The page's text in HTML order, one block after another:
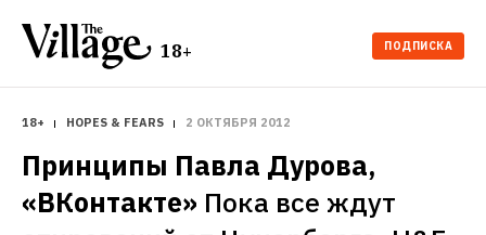
18+ ПОДПИСКА
18+ HOPES & FEARS 2 ОКТЯБРЯ 2012
Принципы Павла Дурова,
«ВКонтакте» Пока все ждут